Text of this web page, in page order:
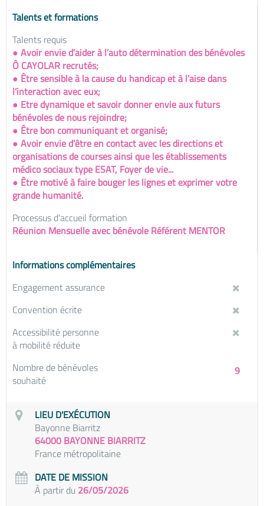
Talents et formations
Talents requis
● Avoir envie d’aider à l’auto détermination des bénévoles
Ô CAYOLAR recrutés;
● Être sensible à la cause du handicap et à l’aise dans
l’interaction avec eux;
● Etre dynamique et savoir donner envie aux futurs
bénévoles de nous rejoindre;
● Être bon communiquant et organisé;
● Avoir envie d’être en contact avec les directions et
organisations de courses ainsi que les établissements
médico sociaux type ESAT, Foyer de vie...
● Être motivé à faire bouger les lignes et exprimer votre
grande humanité.
Processus d'accueil formation
Réunion Mensuelle avec bénévole Référent MENTOR
Informations complémentaires
Engagement assurance
Convention écrite
Accessibilité personne
à mobilité réduite
9
Nombre de bénévoles
souhaité
LIEU D'EXÉCUTION
Bayonne Biarritz
64000 BAYONNE BIARRITZ
France métropolitaine
DATE DE MISSION
À partir du 26/05/2026